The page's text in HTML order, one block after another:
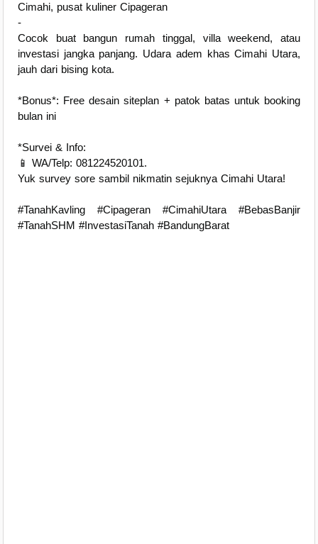
Cimahi, pusat kuliner Cipageran
-
Cocok buat bangun rumah tinggal, villa weekend, atau
investasi jangka panjang. Udara adem khas Cimahi Utara,
jauh dari bising kota.
*Bonus*: Free desain siteplan + patok batas untuk booking
bulan ini
*Survei & Info:
📱 WA/Telp: 081224520101.
Yuk survey sore sambil nikmatin sejuknya Cimahi Utara!
#TanahKavling #Cipageran #CimahiUtara #BebasBanjir
#TanahSHM #InvestasiTanah #BandungBarat